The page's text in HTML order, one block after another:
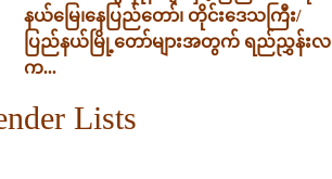
နယ်မြေ၊နေပြည်တော်၊ တိုင်းဒေသကြီး/
ပြည်နယ်မြို့တော်များအတွက် ရည်ညွှန်းလ
က...
Lists